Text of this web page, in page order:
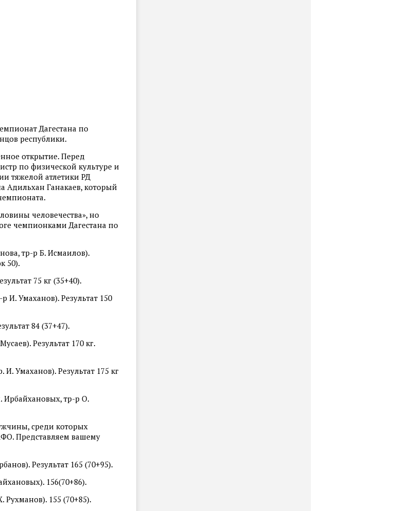
Дагестана по
республики.
открытие. Перед
по физической культуре и
тяжелой атлетики РД
Адильхан Ганакаев, который
человечества», но
чемпионками Дагестана по
тр-р Б. Исмаилов).
50).
75 кг (35+40).
И. Умаханов). Результат 150
84 (37+47).
Результат 170 кг.
Умаханов). Результат 175 кг
Ирбайхановых, тр-р О.
среди которых
Представляем вашему
Результат 165 (70+95).
156(70+86).
Рухманов). 155 (70+85).